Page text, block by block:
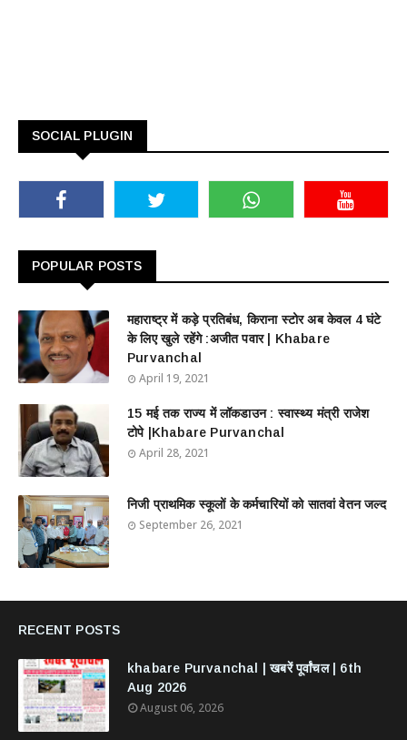
SOCIAL PLUGIN
POPULAR POSTS
महाराष्ट्र में कड़े प्रतिबंध, किराना स्टोर अब केवल 4 घंटे
के लिए खुले रहेंगे :अजीत पवार | Khabare
Purvanchal
April 19, 2021
15 मई तक राज्य में लॉकडाउन : स्वास्थ्य मंत्री राजेश
टोपे |Khabare Purvanchal
April 28, 2021
निजी प्राथमिक स्कूलों के कर्मचारियों को सातवां वेतन जल्द
September 26, 2021
RECENT POSTS
khabare Purvanchal | खबरें पूर्वांचल | 6th
Aug 2026
August 06, 2026